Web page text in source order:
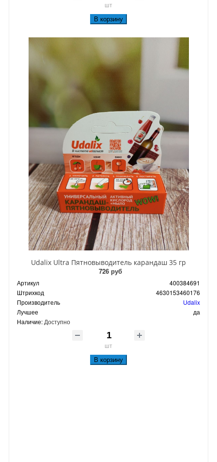
шт
В корзину
Udalix Ultra Пятновыводитель карандаш 35 гр
726 руб
Артикул
400384691
Штрихкод
4630153460176
Производитель
Udalix
Лучшее
да
Наличие: Доступно
шт
В корзину